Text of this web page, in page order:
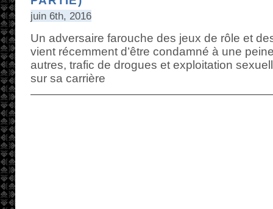
juin 6th, 2016
Un adversaire farouche des jeux de rôle et
vient récemment d’être condamné à une
autres, trafic de drogues et exploitation
sur sa carrière